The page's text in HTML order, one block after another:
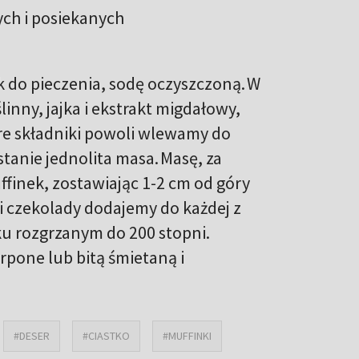
i posiekanych
pieczenia, sodę oczyszczoną. W
jajka i ekstrakt migdałowy,
składniki powoli wlewamy do
jednolita masa. Masę, za
zostawiając 1-2 cm od góry
czekolady dodajemy do każdej z
rozgrzanym do 200 stopni.
lub bitą śmietaną i
#DESER #CIASTKO #MUFFINKI